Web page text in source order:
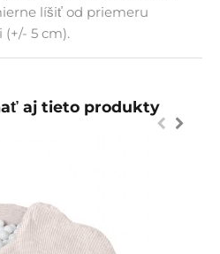
líšiť od priemeru
5 cm).
aj tieto produkty